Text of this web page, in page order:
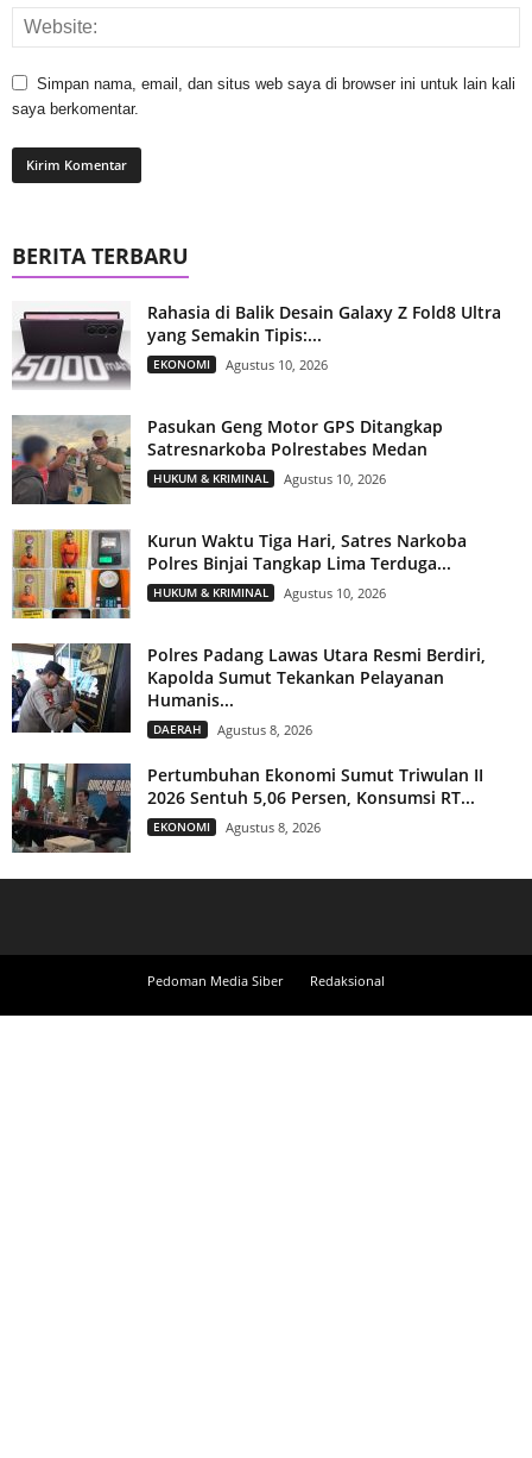
Simpan nama, email, dan situs web saya di browser ini untuk lain kali
saya berkomentar.
BERITA TERBARU
Rahasia di Balik Desain Galaxy Z Fold8 Ultra
yang Semakin Tipis:...
EKONOMI Agustus 10, 2026
Pasukan Geng Motor GPS Ditangkap
Satresnarkoba Polrestabes Medan
HUKUM & KRIMINAL Agustus 10, 2026
Kurun Waktu Tiga Hari, Satres Narkoba
Polres Binjai Tangkap Lima Terduga...
HUKUM & KRIMINAL Agustus 10, 2026
Polres Padang Lawas Utara Resmi Berdiri,
Kapolda Sumut Tekankan Pelayanan
Humanis...
DAERAH Agustus 8, 2026
Pertumbuhan Ekonomi Sumut Triwulan II
2026 Sentuh 5,06 Persen, Konsumsi RT...
EKONOMI Agustus 8, 2026
Pedoman Media Siber Redaksional